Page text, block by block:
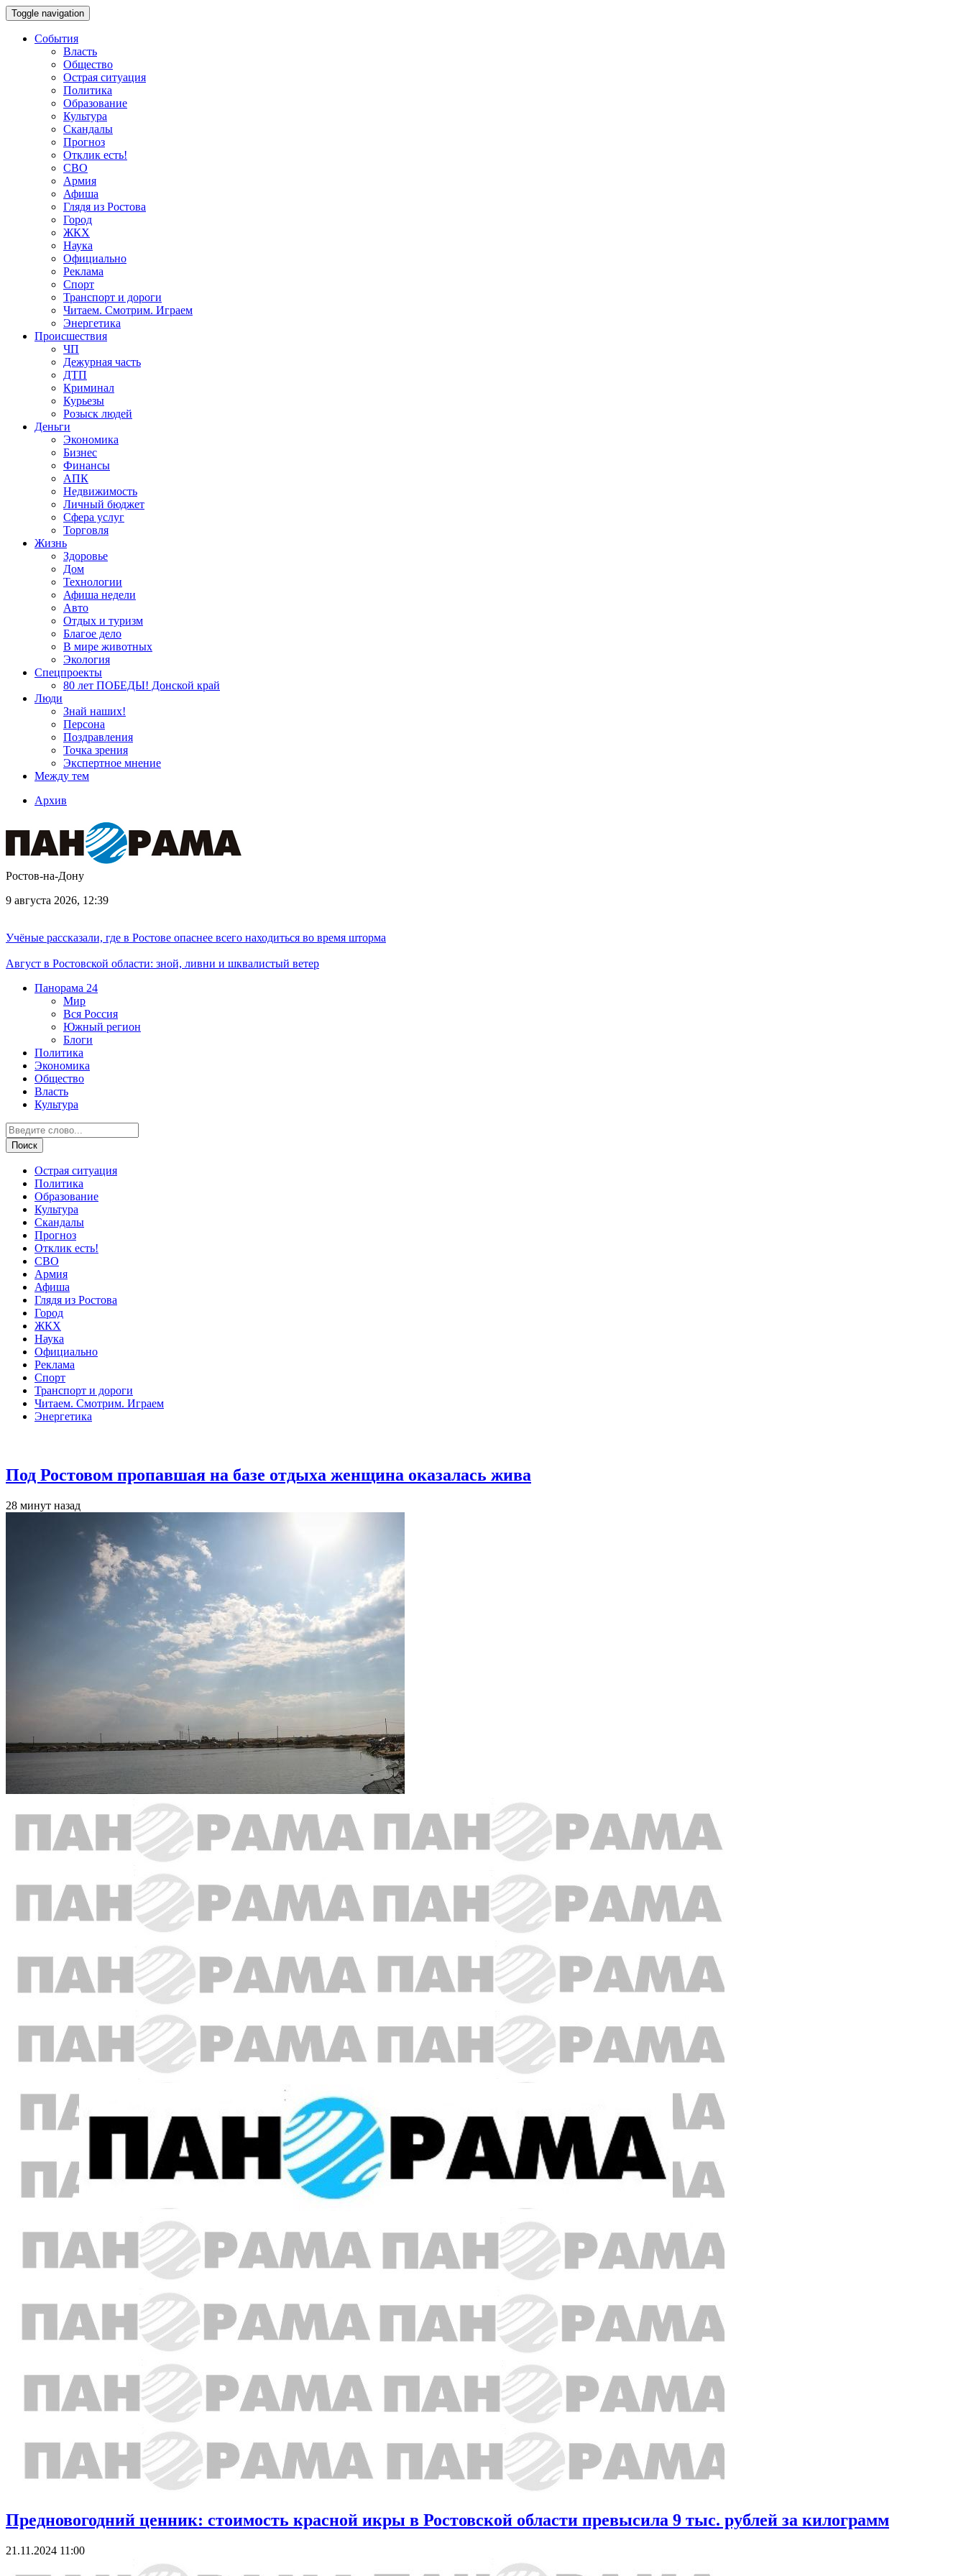
Toggle navigation
События
Власть
Общество
Острая ситуация
Политика
Образование
Культура
Скандалы
Прогноз
Отклик есть!
СВО
Армия
Афиша
Глядя из Ростова
Город
ЖКХ
Наука
Официально
Реклама
Спорт
Транспорт и дороги
Читаем. Смотрим. Играем
Энергетика
Происшествия
ЧП
Дежурная часть
ДТП
Криминал
Курьезы
Розыск людей
Деньги
Экономика
Бизнес
Финансы
АПК
Недвижимость
Личный бюджет
Сфера услуг
Торговля
Жизнь
Здоровье
Дом
Технологии
Афиша недели
Авто
Отдых и туризм
Благое дело
В мире животных
Экология
Спецпроекты
80 лет ПОБЕДЫ! Донской край
Люди
Знай наших!
Персона
Поздравления
Точка зрения
Экспертное мнение
Между тем
Архив
Ростов-на-Дону
9 августа 2026, 12:39
Учёные рассказали, где в Ростове опаснее всего находиться во время шторма
Август в Ростовской области: зной, ливни и шквалистый ветер
Панорама 24
Мир
Вся Россия
Южный регион
Блоги
Политика
Экономика
Общество
Власть
Культура
Острая ситуация
Политика
Образование
Культура
Скандалы
Прогноз
Отклик есть!
СВО
Армия
Афиша
Глядя из Ростова
Город
ЖКХ
Наука
Официально
Реклама
Спорт
Транспорт и дороги
Читаем. Смотрим. Играем
Энергетика
Под Ростовом пропавшая на базе отдыха женщина оказалась жива
28 минут назад
Предновогодний ценник: стоимость красной икры в Ростовской области превысила 9 тыс. рублей за килограмм
21.11.2024 11:00